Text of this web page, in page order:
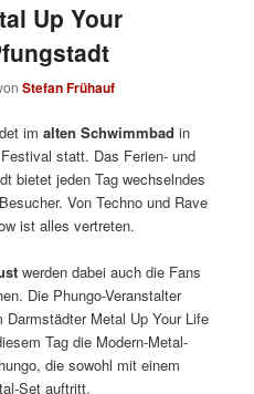
Up Your
Stefan Frühauf
imalten Schwimmbad in
statt. Das Ferien- und
bietet jeden Tag wechselndes
Von Techno und Rave
ist alles vertreten.
werden dabei auch die Fans
Die Phungo-Veranstalter
Metal Up Your Life
Tag die Modern-Metal-
die sowohl mit einem
Set auftritt.